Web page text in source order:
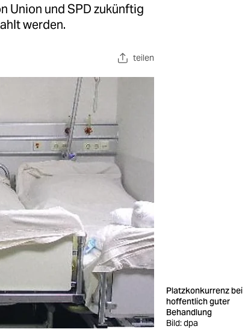
Union und SPD zukünftig
werden.
teilen
Platzkonkurrenz bei
hoffentlich guter
Behandlung
Bild: dpa